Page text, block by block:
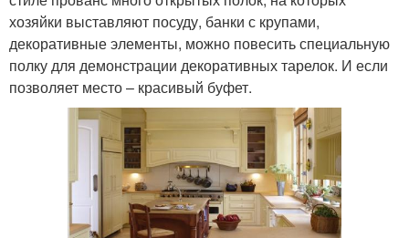
хозяйки выставляют посуду, банки с крупами,
декоративные элементы, можно повесить специальную
полку для демонстрации декоративных тарелок. И если
позволяет место – красивый буфет.